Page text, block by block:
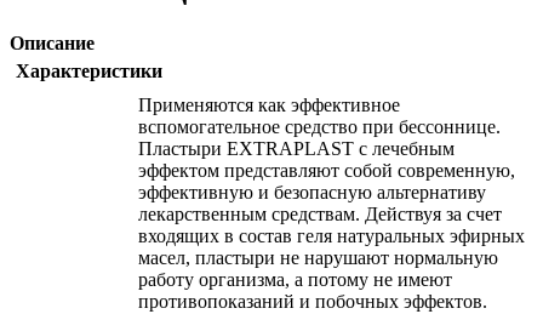
Описание
Характеристики
Применяются как эффективное
вспомогательное средство при бессоннице.
Пластыри EXTRAPLAST с лечебным
эффектом представляют собой современную,
эффективную и безопасную альтернативу
лекарственным средствам. Действуя за счет
входящих в состав геля натуральных эфирных
масел, пластыри не нарушают нормальную
работу организма, а потому не имеют
противопоказаний и побочных эффектов.